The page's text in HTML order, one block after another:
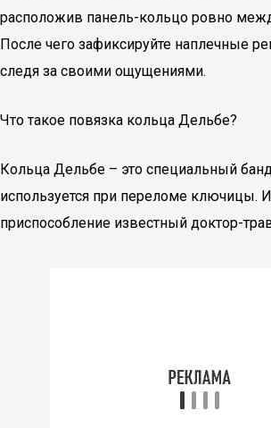
расположив панель-кольцо ровно
После чего зафиксируйте наплечные
следя за своими ощущениями.
Что такое повязка кольца Дельбе?
Кольца Дельбе – это специальный
используется при переломе ключицы.
приспособление известный доктор-